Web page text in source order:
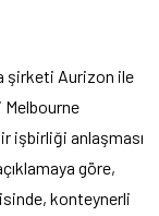
şirketi Aurizon ile
işbirliği anlaşması
göre,
konteynerli